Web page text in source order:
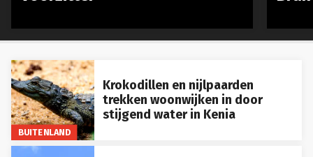
BUITENLAND
Krokodillen en nijlpaarden
trekken woonwijken in door
stijgend water in Kenia